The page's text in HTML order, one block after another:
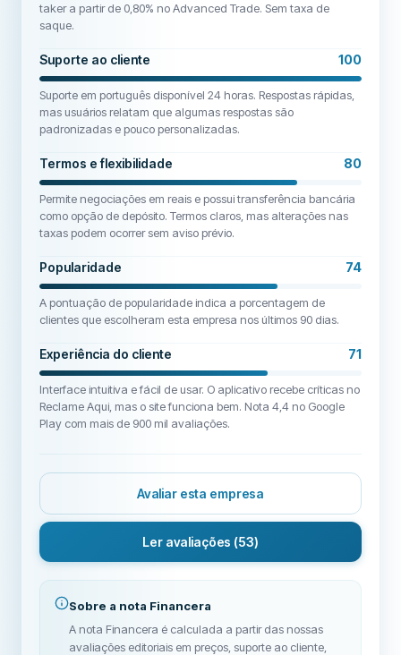
taker a partir de 0,80% no Advanced Trade. Sem taxa de
saque.
Suporte ao cliente 100
Suporte em português disponível 24 horas. Respostas rápidas,
mas usuários relatam que algumas respostas são
padronizadas e pouco personalizadas.
Termos e flexibilidade 80
Permite negociações em reais e possui transferência bancária
como opção de depósito. Termos claros, mas alterações nas
taxas podem ocorrer sem aviso prévio.
Popularidade 74
A pontuação de popularidade indica a porcentagem de
clientes que escolheram esta empresa nos últimos 90 dias.
Experiência do cliente 71
Interface intuitiva e fácil de usar. O aplicativo recebe críticas no
Reclame Aqui, mas o site funciona bem. Nota 4,4 no Google
Play com mais de 900 mil avaliações.
Avaliar esta empresa
Ler avaliações (53)
Sobre a nota Financera
A nota Financera é calculada a partir das nossas
avaliações editoriais em preços, suporte ao cliente,